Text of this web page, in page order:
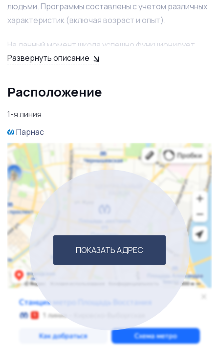
людьми. Программы составлены с учетом различных
характеристик (включая возраст и опыт).
На данный момент школа успешно функционирует,
тренировки продолжаются и наша популярность
квалификацией и образованием. Зал расположен в
большом новом ЖК, в шаговой доступности от метро.
Бизнес надёжный, долгосрочный, не требующий
большого внимания.
Готовы стать новым владельцем - звоните.
Развернуть описание
Расположение
1-я линия
Парнас
ПОКАЗАТЬ АДРЕС